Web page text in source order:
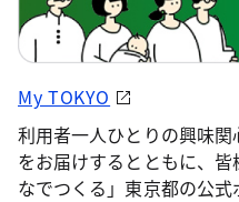
My TOKYO
利用者一人ひとりの興味
をお届けするとともに、
なでつくる」東京都の公式